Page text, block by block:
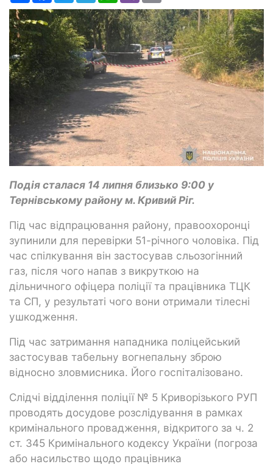
Подія сталася 14 липня близько 9:00 у
Тернівському району м. Кривий Ріг.
Під час відпрацювання району, правоохоронці
зупинили для перевірки 51-річного чоловіка. Під
час спілкування він застосував сльозогінний
газ, після чого напав з викруткою на
дільничного офіцера поліції та працівника ТЦК
та СП, у результаті чого вони отримали тілесні
ушкодження.
Під час затримання нападника поліцейський
застосував табельну вогнепальну зброю
відносно зловмисника. Його госпіталізовано.
Слідчі відділення поліції № 5 Криворізького РУП
проводять досудове розслідування в рамках
кримінального провадження, відкритого за ч. 2
ст. 345 Кримінального кодексу України (погроза
або насильство щодо працівника